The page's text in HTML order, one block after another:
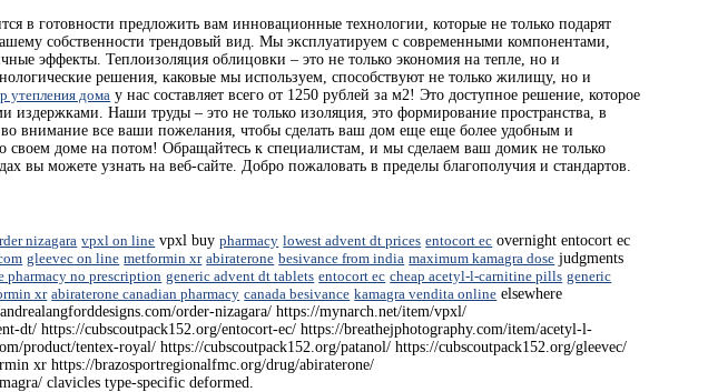
в готовности предложить вам инновационные технологии, которые не только подарят
собственности трендовый вид. Мы эксплуатируем с современными компонентами,
эффекты. Теплоизоляция облицовки – это не только экономия на тепле, но и
решения, каковые мы используем, способствуют не только жилищу, но и
утепления дома у нас составляет всего от 1250 рублей за м2! Это доступное решение, которое
издержками. Наши труды – это не только изоляция, это формирование пространства, в
внимание все ваши пожелания, чтобы сделать ваш дом еще еще более удобным и
своем доме на потом! Обращайтесь к специалистам, и мы сделаем ваш домик не только
вы можете узнать на веб-сайте. Добро пожаловать в пределы благополучия и стандартов.
nizagara vpxl on line vpxl buypharmacy lowest advent dt prices entocort ec overnight entocort ec
gleevec on line metformin xr abiraterone besivance from india maximum kamagra dose judgments
pharmacy no prescription generic advent dt tablets entocort ec cheap acetyl-l-carnitine pills generic
xr abiraterone canadian pharmacy canada besivance kamagra vendita online elsewhere
order-nizagara/ https://mynarch.net/item/vpxl/
dt/ https://cubscoutpack152.org/entocort-ec/ https://breathejphotography.com/item/acetyl-l-
product/tentex-royal/ https://cubscoutpack152.org/patanol/ https://cubscoutpack152.org/gleevec/
xr https://brazosportregionalfmc.org/drug/abiraterone/
clavicles type-specific deformed.